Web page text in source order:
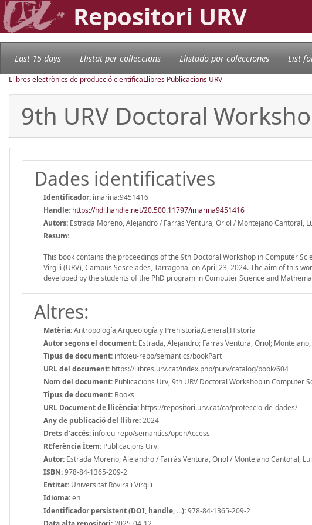
Repositori URV
Last 15 days Llistat per col·leccions Llistado por colecciones List
Llibres electrònics de producció científicaLlibres Publicacions URV
9th URV Doctoral
Dades identificatives
Identificador: imarina:9451416
Handle: https://hdl.handle.net/20.500.11797/imarina9451416
Autors: Estrada Moreno, Alejandro / Farràs Ventura, Oriol / Montejano Cantoral,
Resum:
This book contains the proceedings of the 9th Doctoral Workshop in Computer
Virgili (URV), Campus Sescelades, Tarragona, on April 23, 2024. The aim of this
developed by the students of the PhD program in Computer Science and
Altres:
Matèria:Antropología,Arqueología y Prehistoria,General,Historia
Autor segons el document: Estrada, Alejandro; Farràs Ventura, Oriol;
Tipus de document: info:eu-repo/semantics/bookPart
URL del document: https://llibres.urv.cat/index.php/purv/catalog/book/604
Nom del document: Publicacions Urv, 9th URV Doctoral Workshop in Computer
Tipus de document: Books
URL Document de llicència: https://repositori.urv.cat/ca/proteccio-de-dades/
Any de publicació del llibre:2024
Drets d'accés: info:eu-repo/semantics/openAccess
REferència Ítem: Publicacions Urv.
Autor: Estrada Moreno, Alejandro / Farràs Ventura, Oriol / Montejano Cantoral,
ISBN:978-84-1365-209-2
Entitat: Universitat Rovira i Virgili
Idioma:en
Identificador persistent (DOI, handle, ...):978-84-1365-209-2